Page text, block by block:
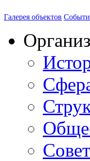
Галерея объектов
Совет